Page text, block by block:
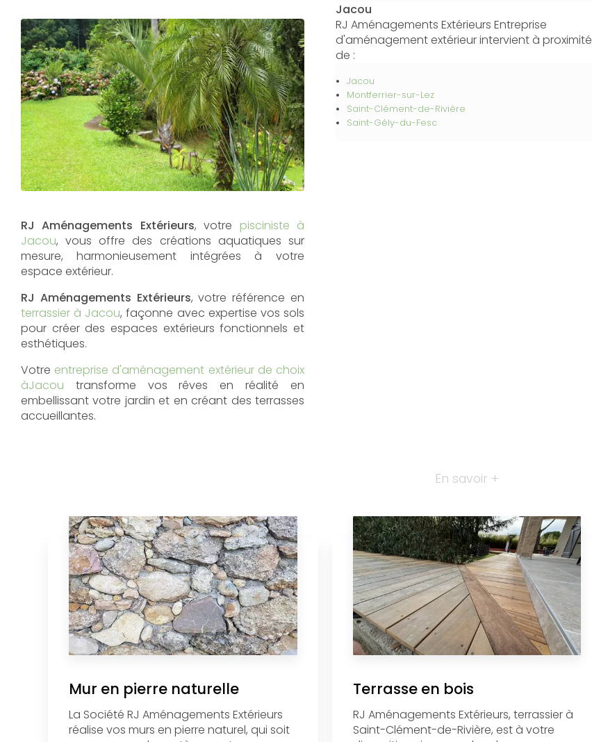
RJ Aménagements Extérieurs, votre pisciniste à
Jacou, vous offre des créations aquatiques sur
mesure, harmonieusement intégrées à votre
espace extérieur.
RJ Aménagements Extérieurs, votre référence en
terrassier à Jacou, façonne avec expertise vos sols
pour créer des espaces extérieurs fonctionnels et
esthétiques.
Votre entreprise d'aménagement extérieur de choix
àJacou transforme vos rêves en réalité en
embellissant votre jardin et en créant des terrasses
accueillantes.
Jacou
RJ Aménagements Extérieurs Entreprise
d'aménagement extérieur intervient à proximité
de :
Jacou
Montferrier-sur-Lez
Saint-Clément-de-Rivière
Saint-Gély-du-Fesc
En savoir +
Mur en pierre naturelle
La Société RJ Aménagements Extérieurs
réalise vos murs en pierre naturel, ​qui soit
Terrasse en bois
RJ Aménagements Extérieurs, terrassier à
Saint-Clément-de-Rivière, est à votre